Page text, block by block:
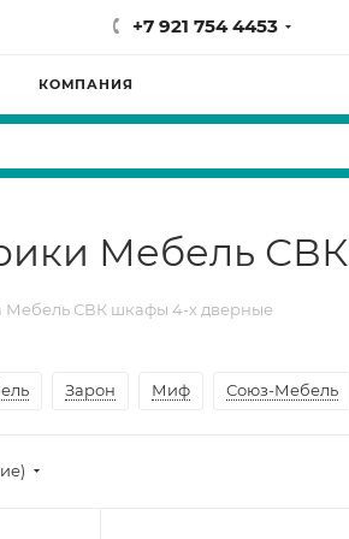
+7 921 754 4453
КОМПАНИЯ
Мебель СВК
Мебель СВК шкафы 4-х дверные
Зарон Миф Союз-Мебель